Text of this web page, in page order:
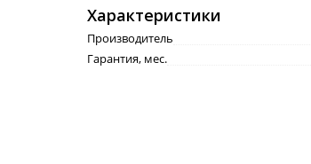
Характеристики
Производитель
Гарантия, мес.